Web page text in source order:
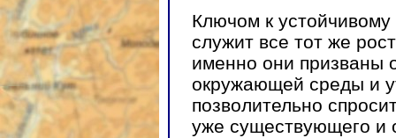
Ключом к
служит все тот же
именно они призваны
окружающей среды и
позволительно
уже существующего и